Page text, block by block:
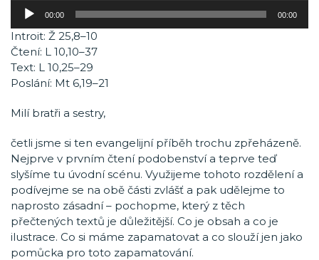
Audio
00:00 00:00
Introit: Ž 25,8–10
Čtení: L 10,10–37
Text: L 10,25–29
Poslání: Mt 6,19–21
Milí bratři a sestry,
četli jsme si ten evangelijní příběh trochu zpřeházeně.
Nejprve v prvním čtení podobenství a teprve teď
slyšíme tu úvodní scénu. Využijeme tohoto rozdělení a
podívejme se na obě části zvlášť a pak udělejme to
naprosto zásadní – pochopme, který z těch
přečtených textů je důležitější. Co je obsah a co je
ilustrace. Co si máme zapamatovat a co slouží jen jako
pomůcka pro toto zapamatování.